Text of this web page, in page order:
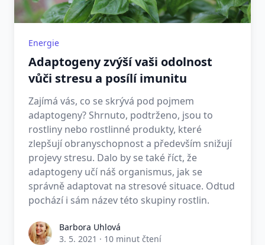
Energie
Adaptogeny zvýší vaši odolnost
vůči stresu a posílí imunitu
Zajímá vás, co se skrývá pod pojmem
adaptogeny? Shrnuto, podtrženo, jsou to
rostliny nebo rostlinné produkty, které
zlepšují obranyschopnost a především snižují
projevy stresu. Dalo by se také říct, že
adaptogeny učí náš organismus, jak se
správně adaptovat na stresové situace. Odtud
pochází i sám název této skupiny rostlin.
Barbora Uhlová
3. 5. 2021 · 10 minut čtení